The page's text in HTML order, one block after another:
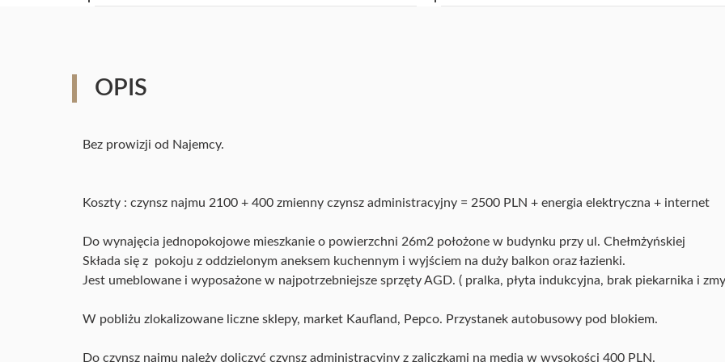
OPIS
Bez prowizji od Najemcy.
Koszty : czynsz najmu 2100 + 400 zmienny czynsz administracyjny = 2500 PLN + energia elektryczna + internet
Do wynajęcia jednopokojowe mieszkanie o powierzchni 26m2 położone w budynku przy ul. Chełmżyńskiej
Składa się z pokoju z oddzielonym aneksem kuchennym i wyjściem na duży balkon oraz łazienki.
Jest umeblowane i wyposażone w najpotrzebniejsze sprzęty AGD. ( pralka, płyta indukcyjna, brak piekarnika i
W pobliżu zlokalizowane liczne sklepy, market Kaufland, Pepco. Przystanek autobusowy pod blokiem.
Do czynsz najmu należy doliczyć czynsz administracyjny z zaliczkami na media w wysokości 400 PLN.